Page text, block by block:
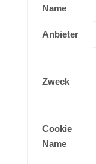
Name
Anbieter
Zweck
Cookie
Name